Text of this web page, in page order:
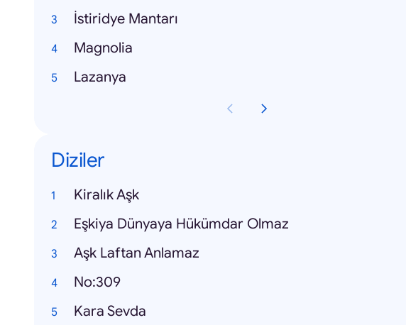
İstiridye Mantarı
Magnolia
Lazanya
Diziler
Kiralık Aşk
Eşkiya Dünyaya Hükümdar Olmaz
Aşk Laftan Anlamaz
No:309
Kara Sevda